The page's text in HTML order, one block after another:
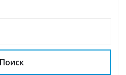
Поиск